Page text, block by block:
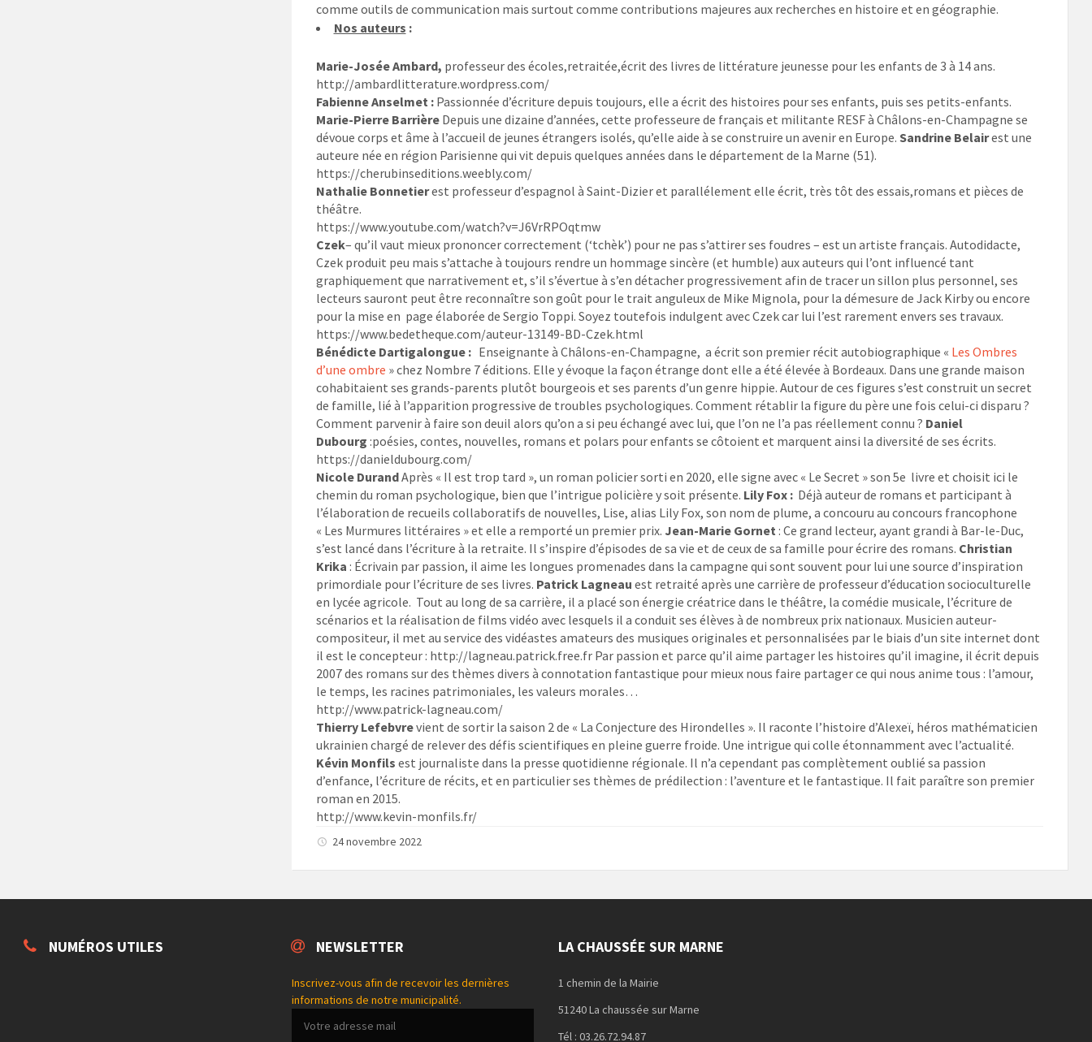
comme outils de communication mais surtout comme contributions majeures aux recherches en histoire et en géographie.
Nos auteurs :
Marie-Josée Ambard, professeur des écoles,retraitée,écrit des livres de littérature jeunesse pour les enfants de 3 à 14 ans.
http://ambardlitterature.wordpress.com/
Fabienne Anselmet : Passionnée d’écriture depuis toujours, elle a écrit des histoires pour ses enfants, puis ses petits-enfants.
Marie-Pierre BarrièreDepuis une dizaine d’années, cette professeure de français et militante RESF à Châlons-en-Champagne se
dévoue corps et âme à l’accueil de jeunes étrangers isolés, qu’elle aide à se construire un avenir en Europe. Sandrine Belairest une
auteure née en région Parisienne qui vit depuis quelques années dans le département de la Marne (51).
https://cherubinseditions.weebly.com/
Nathalie Bonnetierest professeur d’espagnol à Saint-Dizier et parallélement elle écrit, très tôt des essais,romans et pièces de
théâtre.
https://www.youtube.com/watch?v=J6VrRPOqtmw
Czek– qu’il vaut mieux prononcer correctement (‘tchèk’) pour ne pas s’attirer ses foudres – est un artiste français. Autodidacte,
Czek produit peu mais s’attache à toujours rendre un hommage sincère (et humble) aux auteurs qui l’ont influencé tant
graphiquement que narrativement et, s’il s’évertue à s’en détacher progressivement afin de tracer un sillon plus personnel, ses
lecteurs sauront peut être reconnaître son goût pour le trait anguleux de Mike Mignola, pour la démesure de Jack Kirby ou encore
pour la mise en page élaborée de Sergio Toppi. Soyez toutefois indulgent avec Czek car lui l’est rarement envers ses travaux.
https://www.bedetheque.com/auteur-13149-BD-Czek.html
Bénédicte Dartigalongue :Enseignante à Châlons-en-Champagne, a écrit son premier récit autobiographique « Les Ombres
d’une ombre » chez Nombre 7 éditions. Elle y évoque la façon étrange dont elle a été élevée à Bordeaux. Dans une grande maison
cohabitaient ses grands-parents plutôt bourgeois et ses parents d’un genre hippie. Autour de ces figures s’est construit un secret
de famille, lié à l’apparition progressive de troubles psychologiques. Comment rétablir la figure du père une fois celui-ci disparu ?
Comment parvenir à faire son deuil alors qu’on a si peu échangé avec lui, que l’on ne l’a pas réellement connu ? Daniel
Dubourg :poésies, contes, nouvelles, romans et polars pour enfants se côtoient et marquent ainsi la diversité de ses écrits.
https://danieldubourg.com/
Nicole DurandAprès « Il est trop tard », un roman policier sorti en 2020, elle signe avec « Le Secret » son 5e livre et choisit ici le
chemin du roman psychologique, bien que l’intrigue policière y soit présente. Lily Fox :Déjà auteur de romans et participant à
l’élaboration de recueils collaboratifs de nouvelles, Lise, alias Lily Fox, son nom de plume, a concouru au concours francophone
« Les Murmures littéraires » et elle a remporté un premier prix. Jean-Marie Gornet : Ce grand lecteur, ayant grandi à Bar-le-Duc,
s’est lancé dans l’écriture à la retraite. Il s’inspire d’épisodes de sa vie et de ceux de sa famille pour écrire des romans. Christian
Krika : Écrivain par passion, il aime les longues promenades dans la campagne qui sont souvent pour lui une source d’inspiration
primordiale pour l’écriture de ses livres. Patrick Lagneau est retraité après une carrière de professeur d’éducation socioculturelle
en lycée agricole. Tout au long de sa carrière, il a placé son énergie créatrice dans le théâtre, la comédie musicale, l’écriture de
scénarios et la réalisation de films vidéo avec lesquels il a conduit ses élèves à de nombreux prix nationaux. Musicien auteur-
compositeur, il met au service des vidéastes amateurs des musiques originales et personnalisées par le biais d’un site internet dont
il est le concepteur : http://lagneau.patrick.free.fr Par passion et parce qu’il aime partager les histoires qu’il imagine, il écrit depuis
2007 des romans sur des thèmes divers à connotation fantastique pour mieux nous faire partager ce qui nous anime tous : l’amour,
le temps, les racines patrimoniales, les valeurs morales…
http://www.patrick-lagneau.com/
Thierry Lefebvrevient de sortir la saison 2 de « La Conjecture des Hirondelles ». Il raconte l’histoire d’Alexeï, héros mathématicien
ukrainien chargé de relever des défis scientifiques en pleine guerre froide. Une intrigue qui colle étonnamment avec l’actualité.
Kévin Monfils est journaliste dans la presse quotidienne régionale. Il n’a cependant pas complètement oublié sa passion
d’enfance, l’écriture de récits, et en particulier ses thèmes de prédilection : l’aventure et le fantastique. Il fait paraître son premier
roman en 2015.
http://www.kevin-monfils.fr/
24 novembre 2022
NUMÉROS UTILES NEWSLETTER
Inscrivez-vous afin de recevoir les dernières
informations de notre municipalité.
LA CHAUSSÉE SUR MARNE
1 chemin de la Mairie
51240 La chaussée sur Marne
Tél : 03.26.72.94.87